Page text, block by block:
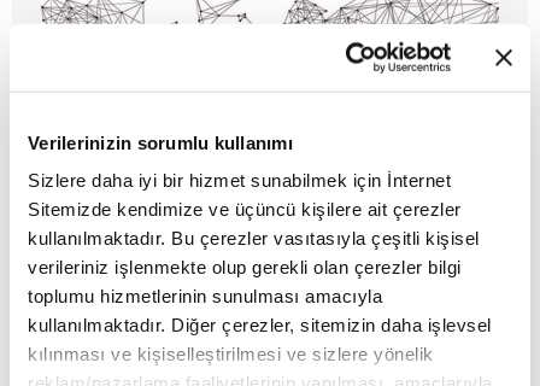
Verilerinizin sorumlu kullanımı
Sizlere daha iyi bir hizmet sunabilmek için İnternet
Sitemizde kendimize ve üçüncü kişilere ait çerezler
kullanılmaktadır. Bu çerezler vasıtasıyla çeşitli kişisel
verileriniz işlenmekte olup gerekli olan çerezler bilgi
toplumu hizmetlerinin sunulması amacıyla
kullanılmaktadır. Diğer çerezler, sitemizin daha işlevsel
kılınması ve kişiselleştirilmesi ve sizlere yönelik
DÜNYADAN PORTRELER/
HABERLER
MAKALE
Birol Biçer